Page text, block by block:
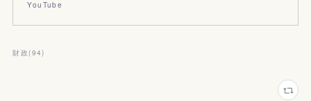
YouTube
財政 (94)